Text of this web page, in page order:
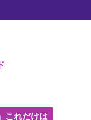
これだけは